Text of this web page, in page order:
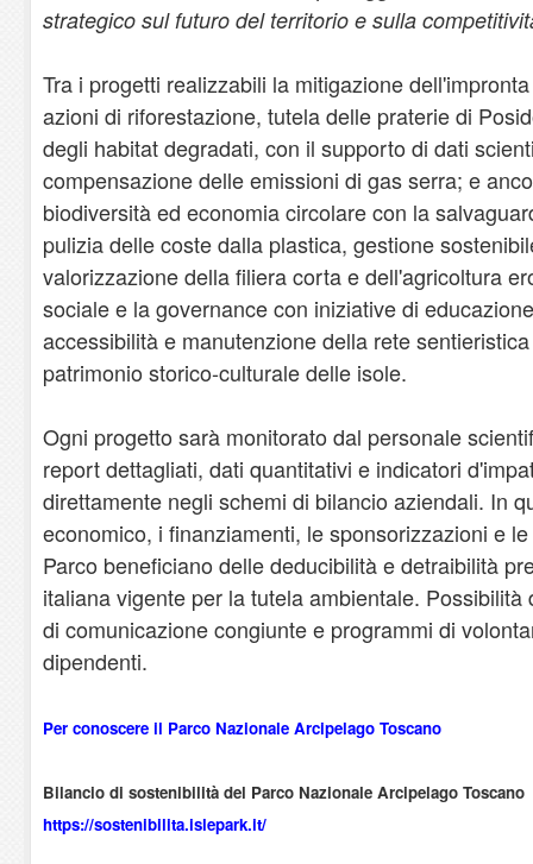
strategico sul futuro del territorio e sulla
Tra i progetti realizzabili la mitigazione
azioni di riforestazione, tutela delle praterie di
degli habitat degradati, con il supporto di dati
compensazione delle emissioni di gas serra; e
biodiversità ed economia circolare con la
pulizia delle coste dalla plastica, gestione
valorizzazione della filiera corta e dell'agricoltura
sociale e la governance con iniziative di
accessibilità e manutenzione della rete
patrimonio storico-culturale delle isole.
Ogni progetto sarà monitorato dal personale
report dettagliati, dati quantitativi e indicatori
direttamente negli schemi di bilancio aziendali. In
economico, i finanziamenti, le sponsorizzazioni e
Parco beneficiano delle deducibilità e detraibilità
italiana vigente per la tutela ambientale.
di comunicazione congiunte e programmi di
dipendenti.
Per conoscere il Parco Nazionale Arcipelago Toscano
Bilancio di sostenibilità del Parco Nazionale Arcipelago Toscano
https://sostenibilita.islepark.it/